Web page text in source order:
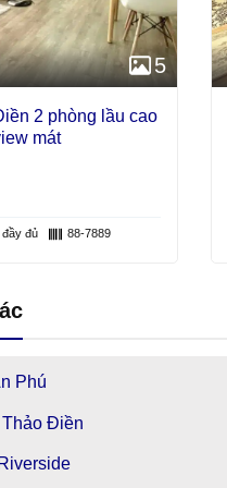
5
2 phòng lầu cao
mát
đầy đủ 88-7889
Phú
Thảo Điền